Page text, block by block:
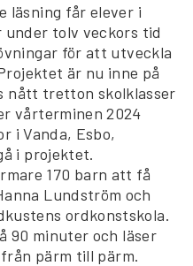
läsning får elever i
tolv veckors tid
för att utveckla
är nu inne på
nått tretton skolklasser
vårterminen 2024
i Vanda, Esbo,
i projektet.
170 barn att få
Lundström och
ordkonstskola.
90 minuter och läser
pärm till pärm.